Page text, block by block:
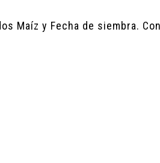
Maíz y Fecha de siembra.